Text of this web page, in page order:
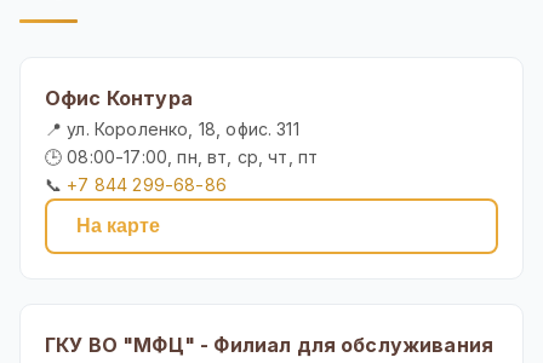
Офис Контура
📍 ул. Короленко, 18, офис. 311
🕒 08:00-17:00, пн, вт, ср, чт, пт
📞 +7 844 299-68-86
На карте
ГКУ ВО "МФЦ" - Филиал для обслуживания